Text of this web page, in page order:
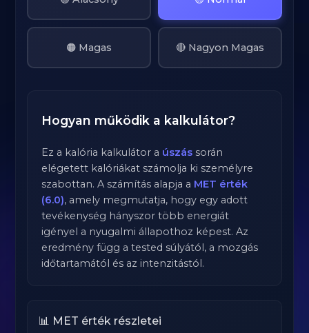
🟠 Magas 🔴 Nagyon Magas
Hogyan működik a kalkulátor?
Ez a kalória kalkulátor a úszás során
elégetett kalóriákat számolja ki személyre
szabottan. A számítás alapja a MET érték
(6.0), amely megmutatja, hogy egy adott
tevékenység hányszor több energiát
igényel a nyugalmi állapothoz képest. Az
eredmény függ a tested súlyától, a mozgás
időtartamától és az intenzitástól.
📊 MET érték részletei